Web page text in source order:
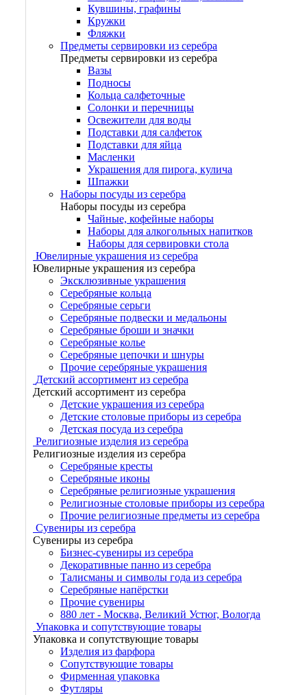
Кувшины, графины
Кружки
Фляжки
Предметы сервировки из серебра
Предметы сервировки из серебра
Вазы
Подносы
Кольца салфеточные
Солонки и перечницы
Освежители для воды
Подставки для салфеток
Подставки для яйца
Масленки
Украшения для пирога, кулича
Шпажки
Наборы посуды из серебра
Наборы посуды из серебра
Чайные, кофейные наборы
Наборы для алкогольных напитков
Наборы для сервировки стола
Ювелирные украшения из серебра
Ювелирные украшения из серебра
Эксклюзивные украшения
Серебряные кольца
Серебряные серьги
Серебряные подвески и медальоны
Серебряные броши и значки
Серебряные колье
Серебряные цепочки и шнуры
Прочие серебряные украшения
Детский ассортимент из серебра
Детский ассортимент из серебра
Детские украшения из серебра
Детские столовые приборы из серебра
Детская посуда из серебра
Религиозные изделия из серебра
Религиозные изделия из серебра
Серебряные кресты
Серебряные иконы
Серебряные религиозные украшения
Религиозные столовые приборы из серебра
Прочие религиозные предметы из серебра
Сувениры из серебра
Сувениры из серебра
Бизнес-сувениры из серебра
Декоративные панно из серебра
Талисманы и символы года из серебра
Серебряные напёрстки
Прочие сувениры
880 лет - Москва, Великий Устюг, Вологда
Упаковка и сопутствующие товары
Упаковка и сопутствующие товары
Изделия из фарфора
Сопутствующие товары
Фирменная упаковка
Футляры